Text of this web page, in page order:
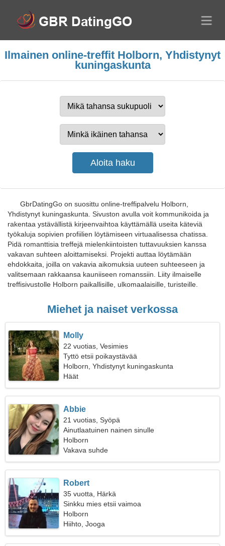
Ilmainen online-treffit Holborn, Yhdistynyt
kuningaskunta
GbrDatingGo on suosittu online-treffipalvelu Holborn,
Yhdistynyt kuningaskunta. Sivuston avulla voit kommunikoida ja
rakentaa ystävällistä kirjeenvaihtoa käyttämällä useita käteviä
työkaluja sopivien profiilien löytämiseen virtuaalisessa chatissa.
Pidä romanttisia treffejä mielenkiintoisten tuttavuuksien kanssa
vakavan suhteen aloittamiseksi. Projekti auttaa löytämään
ehdokkaita, joilla on vakavia aikomuksia uuteen suhteeseen ja
valitsemaan rakkaansa kauniiseen romanssiin. Liity ilmaiselle
treffisivustolle Holborn paikallisille, ulkomaalaisille, turisteille.
Miehet ja naiset verkossa
Molly
22 vuotias, Vesimies
Tyttö etsii poikaystävää
Holborn, Yhdistynyt kuningaskunta
Häät
Abbie
21 vuotias, Syöpä
Ainutlaatuinen nainen sinulle
Holborn
Vakava suhde
Robert
35 vuotta, Härkä
Sinkku mies etsii vaimoa
Holborn
Hiihto, Jooga